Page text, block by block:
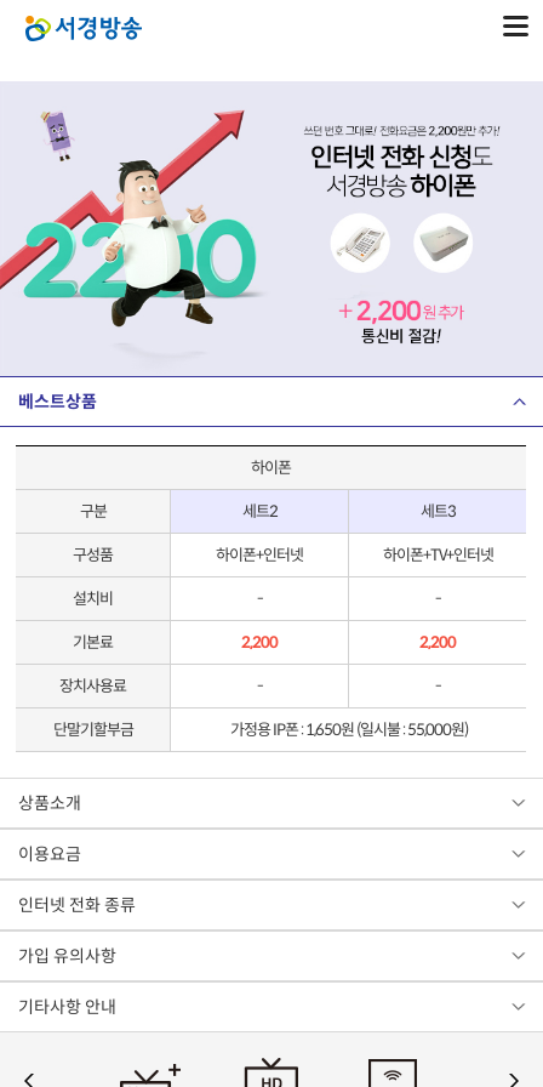
베스트상품
하이폰
구분 세트2 세트3
구성품 하이폰+인터넷 하이폰+TV+인터넷
설치비 - -
기본료 2,200 2,200
장치사용료 - -
단말기할부금 가정용 IP폰 : 1,650원 (일시불 : 55,000원)
상품소개
이용요금
인터넷 전화 종류
가입 유의사항
기타사항 안내